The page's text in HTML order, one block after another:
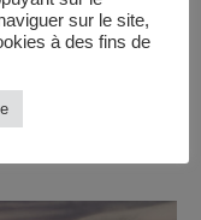
sur le site,
à des fins de